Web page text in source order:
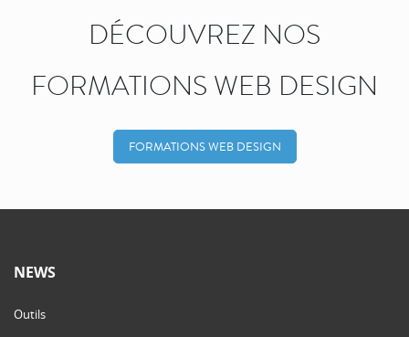
DÉCOUVREZ NOS
FORMATIONS WEB DESIGN
FORMATIONS WEB DESIGN
NEWS
Outils